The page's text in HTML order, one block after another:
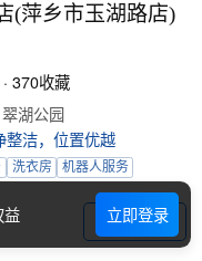
(萍乡市玉湖路店)
370收藏
翠湖公园
整洁，位置优越
洗衣房
机器人服务
登录看低价
益 立即登录